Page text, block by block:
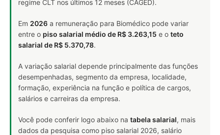
regime CLT nos últimos 12 meses (CAGED).
Em 2026 a remuneração para Biomédico pode variar
entre o piso salarial médio de R$ 3.263,15 e o teto
salarial de R$ 5.370,78.
A variação salarial depende principalmente das funções
desempenhadas, segmento da empresa, localidade,
formação, experiência na função e política de cargos,
salários e carreiras da empresa.
Você pode conferir logo abaixo na tabela salarial, mais
dados da pesquisa como piso salarial 2026, salário